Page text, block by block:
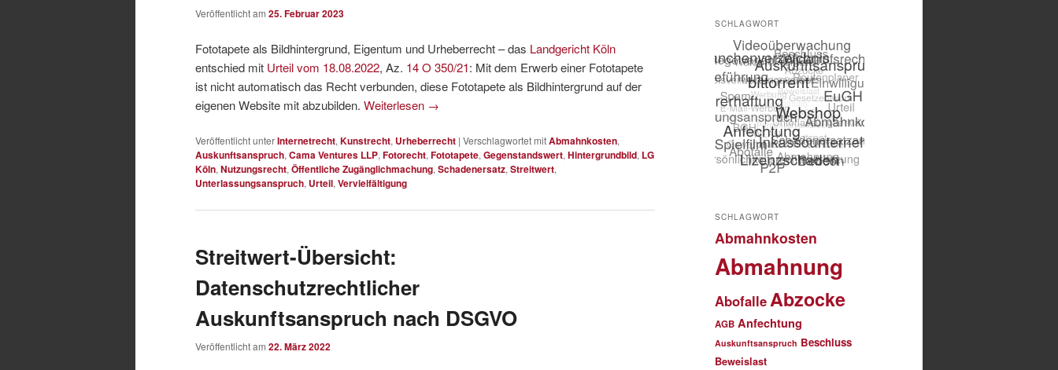
Veröffentlicht am 25. Februar 2023
Fototapete als Bildhintergrund, Eigentum und Urheberrecht – das Landgericht Köln
entschied mit Urteil vom 18.08.2022, Az. 14 O 350/21: Mit dem Erwerb einer Fototapete
ist nicht automatisch das Recht verbunden, diese Fototapete als Bildhintergrund auf der
eigenen Website mit abzubilden. Weiterlesen →
Veröffentlicht unterInternetrecht, Kunstrecht, Urheberrecht | Verschlagwortet mitAbmahnkosten,
Auskunftsanspruch, Cama Ventures LLP, Fotorecht, Fototapete, Gegenstandswert, Hintergrundbild, LG
Köln, Nutzungsrecht, Öffentliche Zugänglichmachung, Schadenersatz, Streitwert,
Unterlassungsanspruch, Urteil, Vervielfältigung
Streitwert-Übersicht:
Datenschutzrechtlicher
Auskunftsanspruch nach DSGVO
Veröffentlicht am 22. März 2022
SCHLAGWORT
SCHLAGWORT
Abmahnkosten
Abmahnung
AbofalleAbzocke
AGB Anfechtung
Auskunftsanspruch Beschluss
Beweislast